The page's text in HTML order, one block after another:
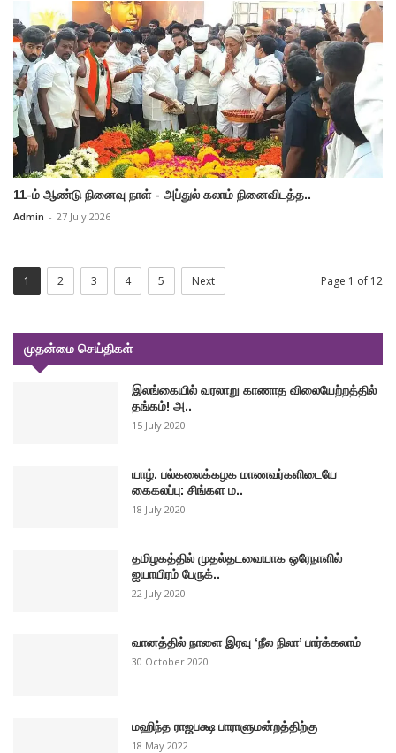
11-ம் ஆண்டு நினைவு நாள் - அப்துல் கலாம் நினைவிடத்த..
Admin - 27 July 2026
1 2 3 4 5 Next Page 1 of 12
முதன்மை செய்திகள்
இலங்கையில் வரலாறு காணாத விலையேற்றத்தில்
தங்கம்! அ..
15 July 2020
யாழ். பல்கலைக்கழக மாணவர்களிடையே
கைகலப்பு: சிங்கள ம..
18 July 2020
தமிழகத்தில் முதல்தடவையாக ஒரேநாளில்
ஐயாயிரம் பேருக்..
22 July 2020
வானத்தில் நாளை இரவு ‘நீல நிலா’ பார்க்கலாம்
30 October 2020
மஹிந்த ராஜபக்ஷ பாராளுமன்றத்திற்கு
18 May 2022